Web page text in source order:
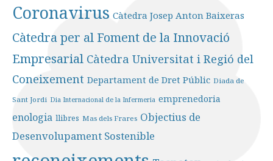
Coronavirus Càtedra Josep Anton Baixeras
Càtedra per al Foment de la Innovació
Empresarial Càtedra Universitat i Regió del
Coneixement Departament de Dret Públic Diada de
Sant Jordi Dia Internacional de la Infermeria emprenedoria
enologia llibres Mas dels Frares Objectius de
Desenvolupament Sostenible